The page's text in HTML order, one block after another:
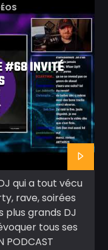
#68 INVITÉ
qui a tout vécu
rave, soirées
plus grands DJ
tous ses
PODCAST